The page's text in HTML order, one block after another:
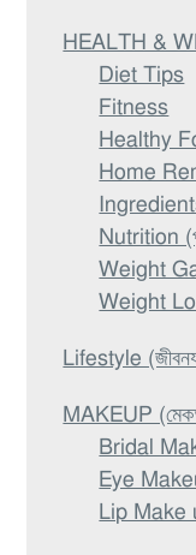
HEALTH &
Diet Tips
Fitness
Healthy
Home
Nutrition
Weight
Weight
Lifestyle
MAKEUP
Bridal
Eye
Lip Make